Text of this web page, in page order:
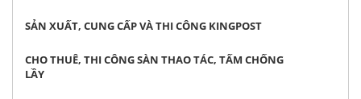
SẢN XUẤT, CUNG CẤP VÀ THI CÔNG KINGPOST
CHO THUÊ, THI CÔNG SÀN THAO TÁC, TẤM CHỐNG
LẦY